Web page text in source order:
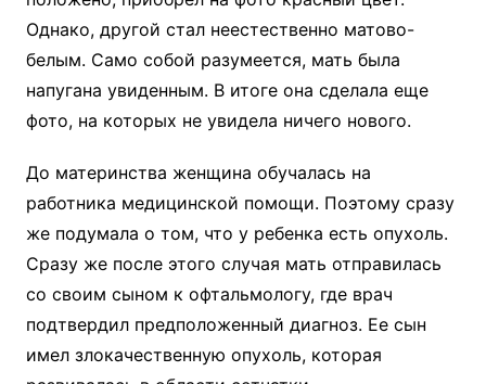
Однако, другой стал неестественно матово-
белым. Само собой разумеется, мать была
напугана увиденным. В итоге она сделала еще
фото, на которых не увидела ничего нового.
До материнства женщина обучалась на
работника медицинской помощи. Поэтому сразу
же подумала о том, что у ребенка есть опухоль.
Сразу же после этого случая мать отправилась
со своим сыном к офтальмологу, где врач
подтвердил предположенный диагноз. Ее сын
имел злокачественную опухоль, которая